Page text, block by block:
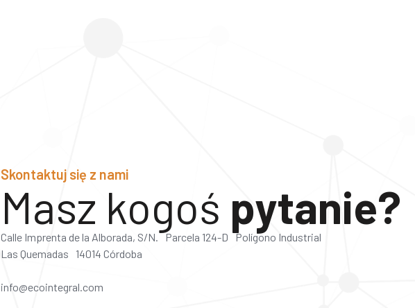
Skontaktuj się z nami​
Masz kogoś pytanie?
Calle Imprenta de la Alborada, S/N. Parcela 124-D Polígono Industrial
Las Quemadas 14014 Córdoba
info@ecointegral.com